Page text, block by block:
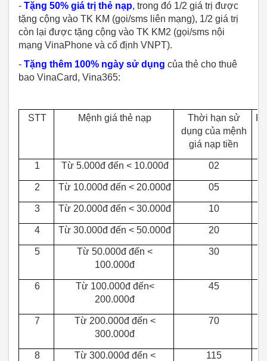
- Tặng 50% giá trị thẻ nạp, trong đó 1/2 giá trị được
tặng cộng vào TK KM (gọi/sms liên mạng), 1/2 giá trị
còn lại được tặng cộng vào TK KM2 (gọi/sms nội
mạng VinaPhone và cố định VNPT).
- Tặng thêm 100% ngày sử dụng của thẻ cho thuê
bao VinaCard, Vina365:
STT Mệnh giá thẻ nạp
Thời hạn sử
dụng của mệnh
giá nạp tiền
1 Từ 5.000đ đến < 10.000đ 02
2 Từ 10.000đ đến < 20.000đ 05
3 Từ 20.000đ đến < 30.000đ 10
4 Từ 30.000đ đến < 50.000đ 20
5
Từ 50.000đ đến <
100.000đ
30
6
Từ 100.000đ đến<
200.000đ
45
7
Từ 200.000đ đến <
300.000đ
70
8
Từ 300.000đ đến <
115